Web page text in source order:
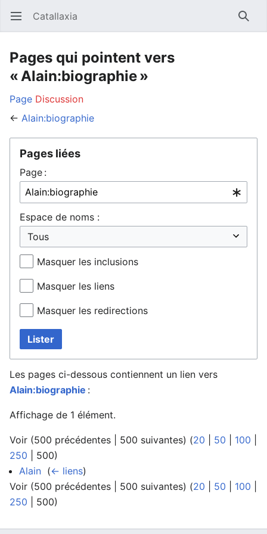
Ouvrir le menu principal Catallaxia
Pages qui pointent vers
« Alain:biographie »
Page Discussion
← Alain:biographie
Pages liées
Page :
Espace de noms :
Masquer les inclusions
Masquer les liens
Masquer les redirections
Lister
Les pages ci-dessous contiennent un lien vers
Alain:biographie :
Affichage de 1 élément.
Voir (500 précédentes 500 suivantes) (20 50 100
250
500)
Alain (← liens)
Voir (500 précédentes 500 suivantes) (20 50 100
250
500)